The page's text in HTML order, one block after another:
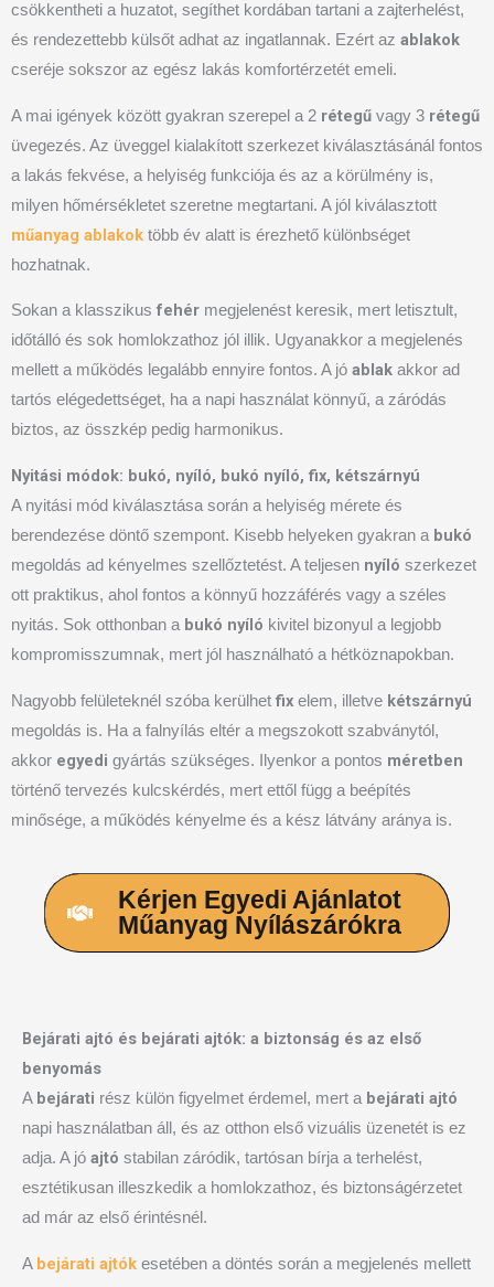
csökkentheti a huzatot, segíthet kordában tartani a zajterhelést,
és rendezettebb külsőt adhat az ingatlannak. Ezért az ablakok
cseréje sokszor az egész lakás komfortérzetét emeli.
A mai igények között gyakran szerepel a 2 rétegű vagy 3 rétegű
üvegezés. Az üveggel kialakított szerkezet kiválasztásánál fontos
a lakás fekvése, a helyiség funkciója és az a körülmény is,
milyen hőmérsékletet szeretne megtartani. A jól kiválasztott
műanyag ablakok több év alatt is érezhető különbséget
hozhatnak.
Sokan a klasszikus fehér megjelenést keresik, mert letisztult,
időtálló és sok homlokzathoz jól illik. Ugyanakkor a megjelenés
mellett a működés legalább ennyire fontos. A jó ablak akkor ad
tartós elégedettséget, ha a napi használat könnyű, a záródás
biztos, az összkép pedig harmonikus.
Nyitási módok: bukó, nyíló, bukó nyíló, fix, kétszárnyú
A nyitási mód kiválasztása során a helyiség mérete és
berendezése döntő szempont. Kisebb helyeken gyakran a bukó
megoldás ad kényelmes szellőztetést. A teljesen nyíló szerkezet
ott praktikus, ahol fontos a könnyű hozzáférés vagy a széles
nyitás. Sok otthonban a bukó nyíló kivitel bizonyul a legjobb
kompromisszumnak, mert jól használható a hétköznapokban.
Nagyobb felületeknél szóba kerülhet fix elem, illetve kétszárnyú
megoldás is. Ha a falnyílás eltér a megszokott szabványtól,
akkor egyedi gyártás szükséges. Ilyenkor a pontos méretben
történő tervezés kulcskérdés, mert ettől függ a beépítés
minősége, a működés kényelme és a kész látvány aránya is.
Kérjen Egyedi Ajánlatot
Műanyag Nyílászárókra
Bejárati ajtó és bejárati ajtók: a biztonság és az első
benyomás
A bejárati rész külön figyelmet érdemel, mert a bejárati ajtó
napi használatban áll, és az otthon első vizuális üzenetét is ez
adja. A jó ajtó stabilan záródik, tartósan bírja a terhelést,
esztétikusan illeszkedik a homlokzathoz, és biztonságérzetet
ad már az első érintésnél.
A bejárati ajtók esetében a döntés során a megjelenés mellett